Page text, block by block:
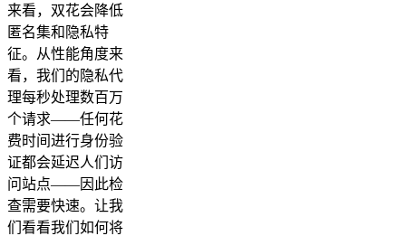
来看，双花会降低
匿名集和隐私特
征。从性能角度来
看，我们的隐私代
理每秒处理数百万
个请求——任何花
费时间进行身份验
证都会延迟人们访
问站点——因此检
查需要快速。让我
们看看我们如何将